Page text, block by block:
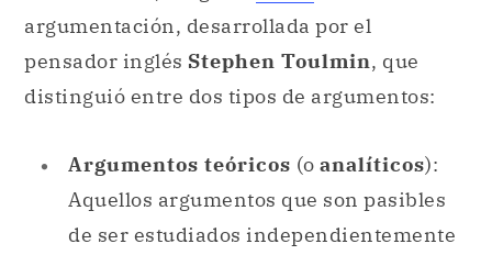
argumentación, desarrollada por el
pensador inglés Stephen Toulmin, que
distinguió entre dos tipos de argumentos:
Argumentos teóricos (o analíticos):
Aquellos argumentos que son pasibles
de ser estudiados independientemente